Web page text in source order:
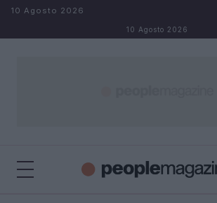
Salta al contenuto
10 Agosto 2026
10 Agosto 2026